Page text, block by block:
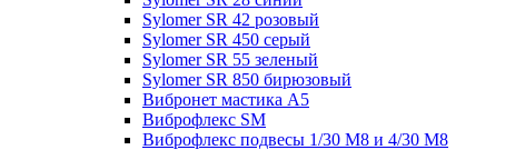
Sylomer SR 42 розовый
Sylomer SR 450 серый
Sylomer SR 55 зеленый
Sylomer SR 850 бирюзовый
Вибронет мастика А5
Виброфлекс SM
Виброфлекс подвесы 1/30 М8 и 4/30 М8